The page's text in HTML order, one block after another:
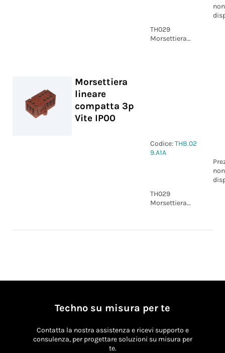
non
TH029
Morsettiera
Morsettiera
lineare
compatta 3p
Vite IP00
Codice:THB.02
9.A1A
non
TH029
Morsettiera
Vite IP00
Techno su misura per te
Contatta la nostra assistenza e ricevi supporto e
consulenza, per progettare soluzioni su misura per
te.